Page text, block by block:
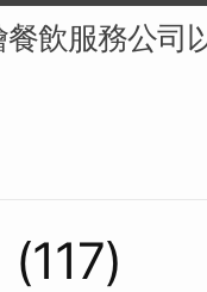
飲服務公司